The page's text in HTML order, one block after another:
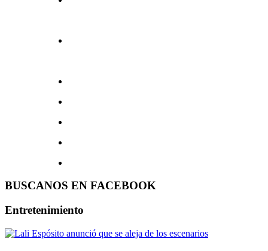
BUSCANOS EN FACEBOOK
Entretenimiento